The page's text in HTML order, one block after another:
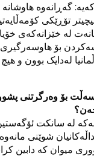
گەڕانەوە
تۆڕێکی
لە خێزانەکەی
بۆ هاوسەرگیری
لەدایک بوون و
سەڵت بۆ وەرگرتنی
لە سانکت
شوێنی
میوان کە دابین